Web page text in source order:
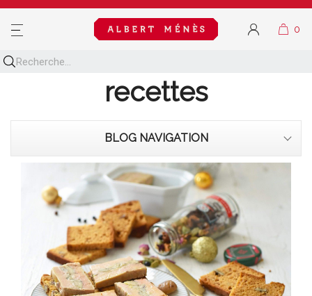
MENU
Découvrez toutes nos
recettes
BLOG NAVIGATION